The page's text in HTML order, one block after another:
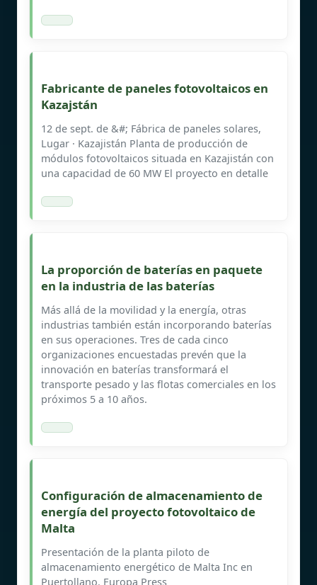
Fabricante de paneles fotovoltaicos en
Kazajstán
12 de sept. de &#; Fábrica de paneles solares,
Lugar · Kazajistán Planta de producción de
módulos fotovoltaicos situada en Kazajistán con
una capacidad de 60 MW El proyecto en detalle
La proporción de baterías en paquete
en la industria de las baterías
Más allá de la movilidad y la energía, otras
industrias también están incorporando baterías
en sus operaciones. Tres de cada cinco
organizaciones encuestadas prevén que la
innovación en baterías transformará el
transporte pesado y las flotas comerciales en los
próximos 5 a 10 años.
Configuración de almacenamiento de
energía del proyecto fotovoltaico de
Malta
Presentación de la planta piloto de
almacenamiento energético de Malta Inc en
Puertollano. Europa Press